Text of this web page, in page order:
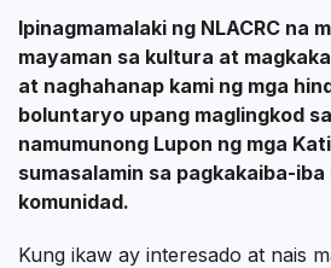
Ipinagmamalaki ng NLACRC na
mayaman sa kultura at
at naghahanap kami ng mga
boluntaryo upang maglingkod
namumunong Lupon ng mga
sumasalamin sa pagkakaiba-iba
komunidad.
Kung ikaw ay interesado at nais